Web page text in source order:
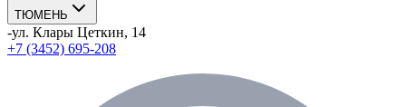
ТЮМЕНЬ
-ул. Клары Цеткин, 14
+7 (3452) 695-208